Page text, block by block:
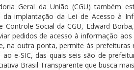
Geral da União (CGU) também
da implantação da Lei de Acesso à
Controle Social da CGU, Edward
pedidos de acesso à informação
na outra ponta, permite às
ao e-SIC, das quais seis são de
Brasil Transparente que busca